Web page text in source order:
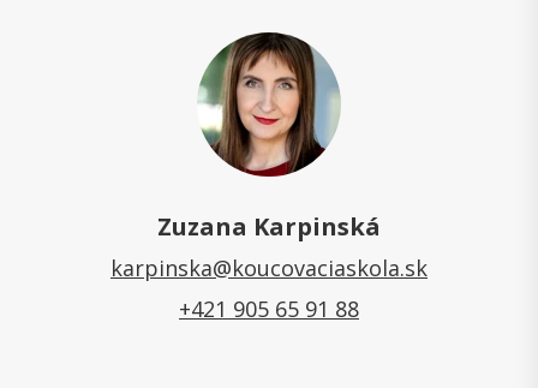
Zuzana Karpinská
karpinska@koucovaciaskola.sk
+421 905 65 91 88